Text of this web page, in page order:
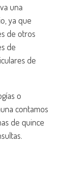
una
ya que
de otros
de
de
o
contamos
de quince